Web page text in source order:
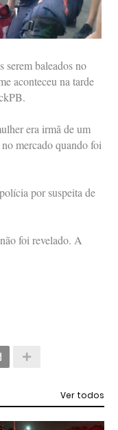
serem baleados no
aconteceu na tarde
era irmã de um
mercado quando foi
por suspeita de
foi revelado. A
Ver todos